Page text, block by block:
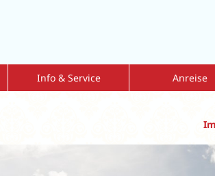
Info & Service
Anreise
Flug-und-